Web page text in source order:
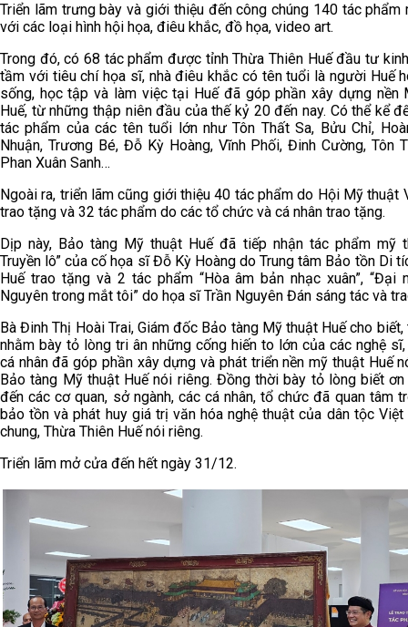
Triển lãm trưng bày và giới thiệu đến công chúng 140 tác phẩm
với các loại hình hội họa, điêu khắc, đồ họa, video art.
Trong đó, có 68 tác phẩm được tỉnh Thừa Thiên Huế đầu tư
tầm với tiêu chí họa sĩ, nhà điêu khắc có tên tuổi là người Huế
sống, học tập và làm việc tại Huế đã góp phần xây dựng nền
Huế, từ những thập niên đầu của thế kỷ 20 đến nay. Có thể kể
tác phẩm của các tên tuổi lớn như Tôn Thất Sa, Bửu Chỉ,
Nhuận, Trương Bé, Đỗ Kỳ Hoàng, Vĩnh Phối, Đinh Cường, Tôn
Phan Xuân Sanh…
Ngoài ra, triển lãm cũng giới thiệu 40 tác phẩm do Hội Mỹ thuật
trao tặng và 32 tác phẩm do các tổ chức và cá nhân trao tặng.
Dịp này, Bảo tàng Mỹ thuật Huế đã tiếp nhận tác phẩm mỹ
Truyền lô” của cố họa sĩ Đỗ Kỳ Hoàng do Trung tâm Bảo tồn Di
Huế trao tặng và 2 tác phẩm “Hòa âm bản nhạc xuân”, “Đại
Nguyên trong mắt tôi” do họa sĩ Trần Nguyên Đán sáng tác và
Bà Đinh Thị Hoài Trai, Giám đốc Bảo tàng Mỹ thuật Huế cho biết,
nhằm bày tỏ lòng tri ân những cống hiến to lớn của các nghệ
cá nhân đã góp phần xây dựng và phát triển nền mỹ thuật Huế
Bảo tàng Mỹ thuật Huế nói riêng. Đồng thời bày tỏ lòng biết
đến các cơ quan, sở ngành, các cá nhân, tổ chức đã quan tâm
bảo tồn và phát huy giá trị văn hóa nghệ thuật của dân tộc Việt
chung, Thừa Thiên Huế nói riêng.
Triển lãm mở cửa đến hết ngày 31/12.